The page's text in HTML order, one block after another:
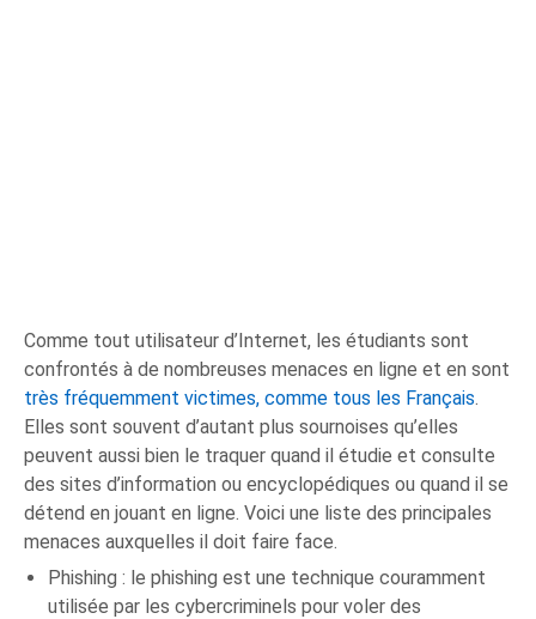
Comme tout utilisateur d’Internet, les étudiants sont
confrontés à de nombreuses menaces en ligne et en sont
très fréquemment victimes, comme tous les Français.
Elles sont souvent d’autant plus sournoises qu’elles
peuvent aussi bien le traquer quand il étudie et consulte
des sites d’information ou encyclopédiques ou quand il se
détend en jouant en ligne. Voici une liste des principales
menaces auxquelles il doit faire face.
Phishing : le phishing est une technique couramment
utilisée par les cybercriminels pour voler des